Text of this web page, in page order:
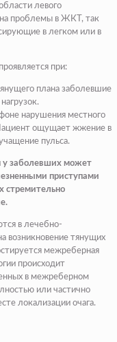
левого
на проблемы в ЖКТ, так
в легком или в
при:
плана заболевшие
фоне нарушения местного
ощущает жжение в
пульса.
у заболевших может
приступами
стремительно
в лечебно-
возникновение тянущих
межреберная
происходит
в межреберном
или частично
локализации очага.